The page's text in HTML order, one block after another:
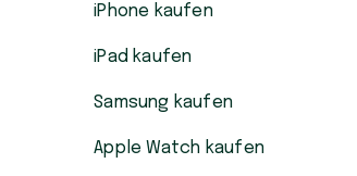
iPhone kaufen
iPad kaufen
Samsung kaufen
Apple Watch kaufen